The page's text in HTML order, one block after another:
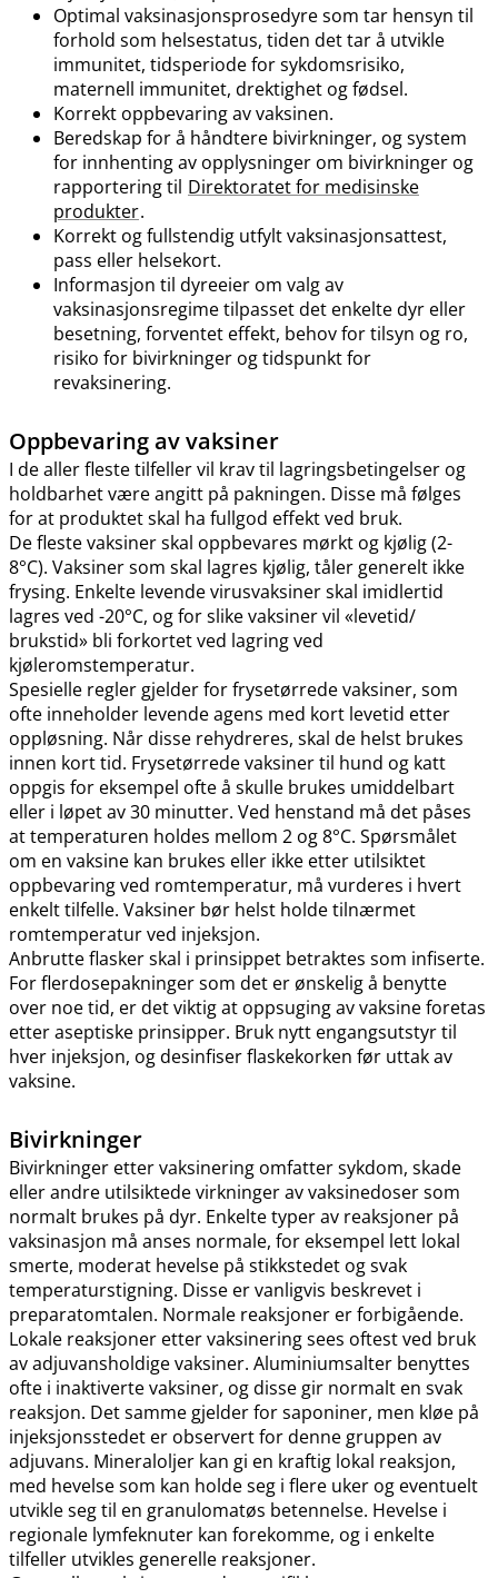
Optimal vaksinasjonsprosedyre som tar hensyn til
forhold som helsestatus, tiden det tar å utvikle
immunitet, tidsperiode for sykdomsrisiko,
maternell immunitet, drektighet og fødsel.
Korrekt oppbevaring av vaksinen.
Beredskap for å håndtere bivirkninger, og system
for innhenting av opplysninger om bivirkninger og
rapportering til Direktoratet for medisinske
produkter.
Korrekt og fullstendig utfylt vaksinasjonsattest,
pass eller helsekort.
Informasjon til dyreeier om valg av
vaksinasjonsregime tilpasset det enkelte dyr eller
besetning, forventet effekt, behov for tilsyn og ro,
risiko for bivirkninger og tidspunkt for
revaksinering.
Oppbevaring av vaksiner
I de aller fleste tilfeller vil krav til lagringsbetingelser og
holdbarhet være angitt på pakningen. Disse må følges
for at produktet skal ha fullgod effekt ved bruk.
De fleste vaksiner skal oppbevares mørkt og kjølig (2-
8°C). Vaksiner som skal lagres kjølig, tåler generelt ikke
frysing. Enkelte levende virusvaksiner skal imidlertid
lagres ved -20°C, og for slike vaksiner vil «levetid​/​
brukstid» bli forkortet ved lagring ved
kjøleromstemperatur.
Spesielle regler gjelder for frysetørrede vaksiner, som
ofte inneholder levende agens med kort levetid etter
oppløsning. Når disse rehydreres, skal de helst brukes
innen kort tid. Frysetørrede vaksiner til hund og katt
oppgis for eksempel ofte å skulle brukes umiddelbart
eller i løpet av 30 minutter. Ved henstand må det påses
at temperaturen holdes mellom 2 og 8°C. Spørsmålet
om en vaksine kan brukes eller ikke etter utilsiktet
oppbevaring ved romtemperatur, må vurderes i hvert
enkelt tilfelle. Vaksiner bør helst holde tilnærmet
romtemperatur ved injeksjon.
Anbrutte flasker skal i prinsippet betraktes som infiserte.
For flerdosepakninger som det er ønskelig å benytte
over noe tid, er det viktig at oppsuging av vaksine foretas
etter aseptiske prinsipper. Bruk nytt engangsutstyr til
hver injeksjon, og desinfiser flaskekorken før uttak av
vaksine.
Bivirkninger
Bivirkninger etter vaksinering omfatter sykdom, skade
eller andre utilsiktede virkninger av vaksinedoser som
normalt brukes på dyr. Enkelte typer av reaksjoner på
vaksinasjon må anses normale, for eksempel lett lokal
smerte, moderat hevelse på stikkstedet og svak
temperaturstigning. Disse er vanligvis beskrevet i
preparatomtalen. Normale reaksjoner er forbigående.
Lokale reaksjoner etter vaksinering sees oftest ved bruk
av adjuvansholdige vaksiner. Aluminiumsalter benyttes
ofte i inaktiverte vaksiner, og disse gir normalt en svak
reaksjon. Det samme gjelder for saponiner, men kløe på
injeksjonsstedet er observert for denne gruppen av
adjuvans. Mineraloljer kan gi en kraftig lokal reaksjon,
med hevelse som kan holde seg i flere uker og eventuelt
utvikle seg til en granulomatøs betennelse. Hevelse i
regionale lymfeknuter kan forekomme, og i enkelte
tilfeller utvikles generelle reaksjoner.